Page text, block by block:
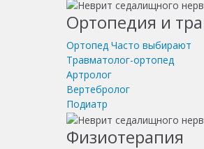
Ортопедия и
Ортопед Часто выбирают
Травматолог-ортопед
Артролог
Вертебролог
Подиатр
Физиотерапия